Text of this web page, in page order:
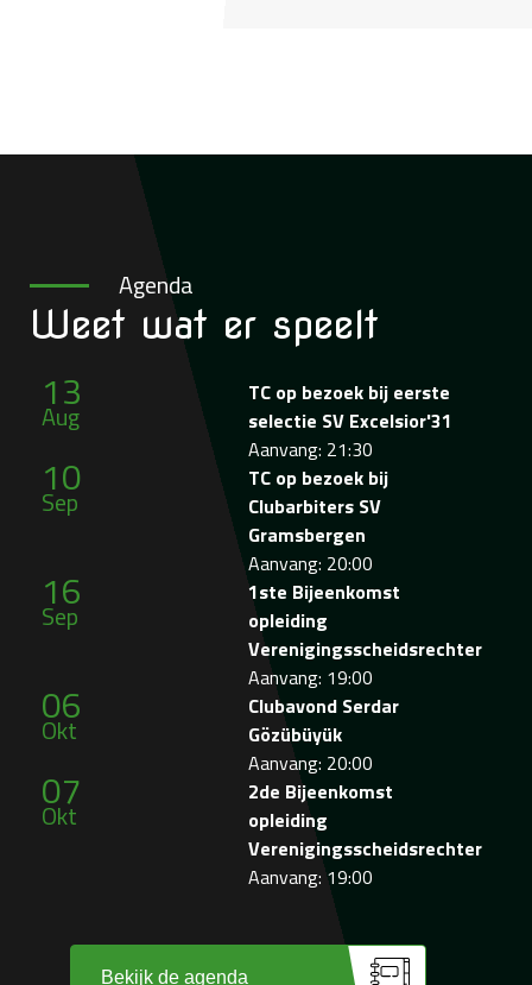
Agenda
Weet wat er speelt
13
Aug
TC op bezoek bij eerste
selectie SV Excelsior'31
Aanvang: 21:30
10
Sep
TC op bezoek bij
Clubarbiters SV
Gramsbergen
Aanvang: 20:00
16
Sep
1ste Bijeenkomst
opleiding
Verenigingsscheidsrechter
Aanvang: 19:00
06
Okt
Clubavond Serdar
Gözübüyük
Aanvang: 20:00
07
Okt
2de Bijeenkomst
opleiding
Verenigingsscheidsrechter
Aanvang: 19:00
Bekijk de agenda